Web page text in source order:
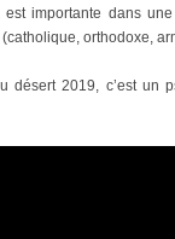
importante dans
orthodoxe,
désert 2019, c’est